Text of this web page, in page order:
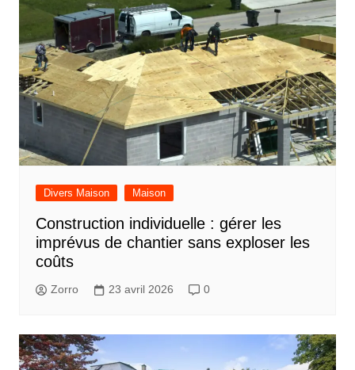
Divers Maison Maison
Construction individuelle : gérer les
imprévus de chantier sans exploser les
coûts
Zorro 23 avril 2026 0